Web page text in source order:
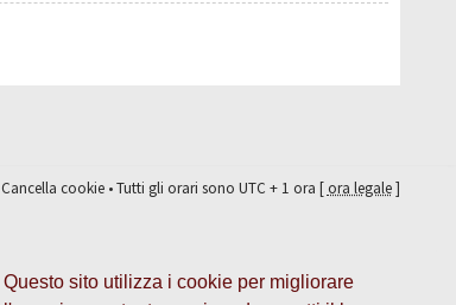
Questo sito utilizza i cookie per migliorare
Cancella cookie• Tutti gli orari sono UTC + 1 ora [ora legale]